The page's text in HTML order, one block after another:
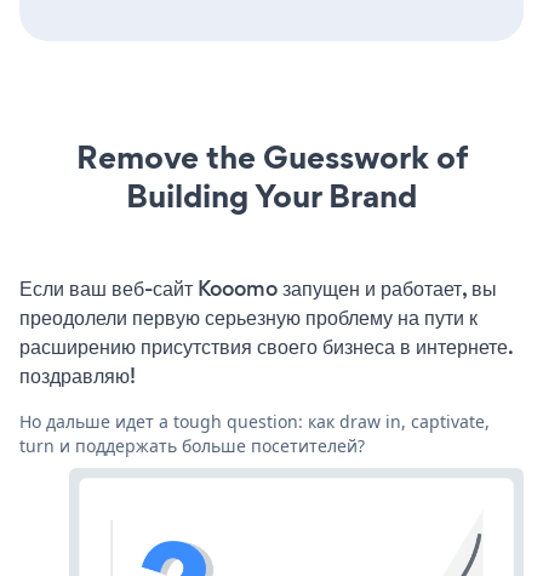
Remove the Guesswork of
Building Your Brand
Если ваш веб-сайт Kooomo запущен и работает, вы
преодолели первую серьезную проблему на пути к
расширению присутствия своего бизнеса в интернете.
поздравляю!
Но дальше идет a tough question: как draw in, captivate,
turn и поддержать больше посетителей?